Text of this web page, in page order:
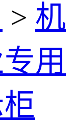
> 机
用